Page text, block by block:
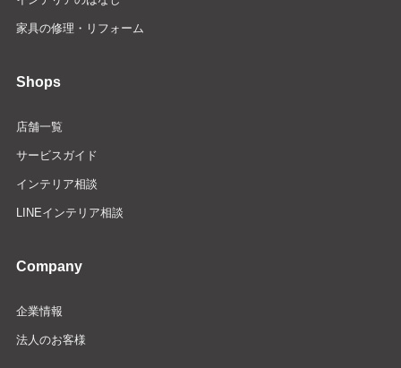
家具の修理・リフォーム
Shops
店舗一覧
サービスガイド
インテリア相談
LINEインテリア相談
Company
企業情報
法人のお客様